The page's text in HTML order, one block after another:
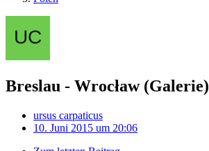
Breslau - Wrocław (Galerie)
ursus carpaticus
10. Juni 2015 um 20:06